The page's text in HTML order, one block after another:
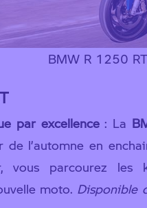
BMW R 1250 RT
par excellence: La
l’automne en
vous parcourez les
moto. Disponible